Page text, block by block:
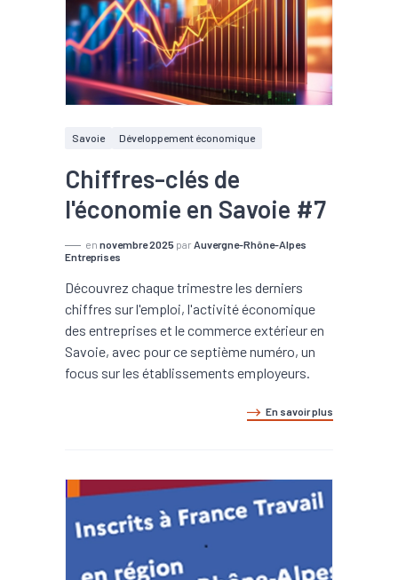
Savoie Développement économique
Chiffres-clés de
l'économie en Savoie #7
en novembre 2025 par Auvergne-Rhône-Alpes
Entreprises
Découvrez chaque trimestre les derniers
chiffres sur l'emploi, l'activité économique
des entreprises et le commerce extérieur en
Savoie, avec pour ce septième numéro, un
focus sur les établissements employeurs.
En savoir plus